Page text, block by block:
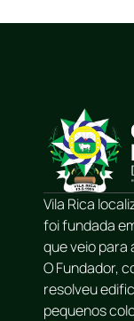
Vila Rica
foi fundada
que veio para
O Fundador,
resolveu
pequenos